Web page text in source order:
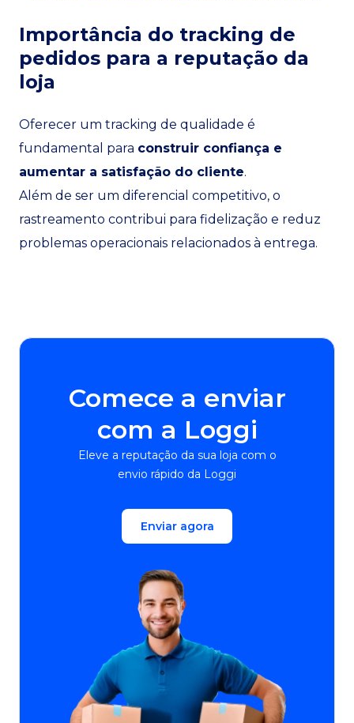
Importância do tracking de
pedidos para a reputação da
loja
Oferecer um tracking de qualidade é
fundamental para construir confiança e
aumentar a satisfação do cliente.
Além de ser um diferencial competitivo, o
rastreamento contribui para fidelização e reduz
problemas operacionais relacionados à entrega.
Comece a enviar
com a Loggi
Eleve a reputação da sua loja com o
envio rápido da Loggi
Enviar agora